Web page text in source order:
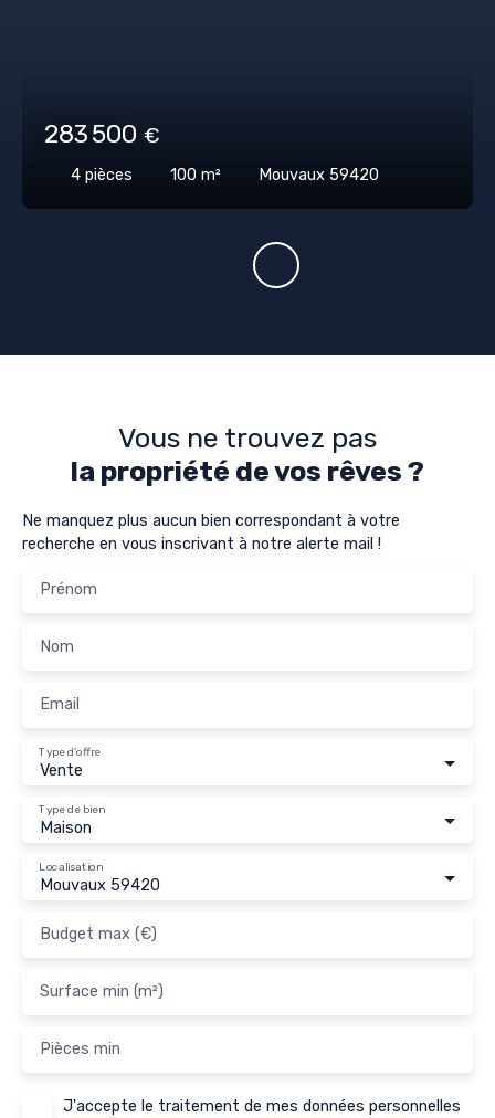
283 500 €
4 pièces 100 m² Mouvaux 59420
Vous ne trouvez pas
la propriété de vos rêves ?
Ne manquez plus aucun bien correspondant à votre
recherche en vous inscrivant à notre alerte mail !
Prénom
Nom
Email
Vente
Type d'offre
Maison
Type de bien
Mouvaux 59420
Localisation
Budget max (€)
Surface min (m²)
Pièces min
J'accepte le traitement de mes données personnelles